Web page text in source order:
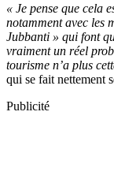
« Je pense que cela
notamment avec les
Jubbanti » qui font
vraiment un réel
tourisme n’a plus
qui se fait nettement
Publicité